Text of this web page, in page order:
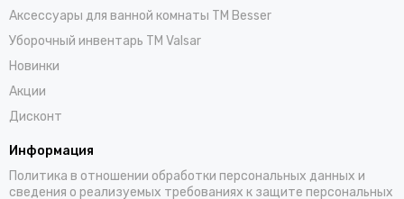
Аксессуары для ванной комнаты TM Besser
Уборочный инвентарь TM Valsar
Новинки
Акции
Дисконт
Информация
Политика в отношении обработки персональных данных и
сведения о реализуемых требованиях к защите персональных